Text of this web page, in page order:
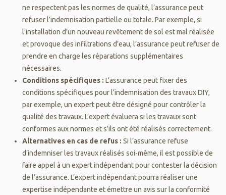
ne respectent pas les normes de qualité, l’assurance peut
refuser l’indemnisation partielle ou totale. Par exemple, si
l’installation d’un nouveau revêtement de sol est mal réalisée
et provoque des infiltrations d’eau, l’assurance peut refuser de
prendre en charge les réparations supplémentaires
nécessaires.
Conditions spécifiques : L’assurance peut fixer des
conditions spécifiques pour l’indemnisation des travaux DIY,
par exemple, un expert peut être désigné pour contrôler la
qualité des travaux. L’expert évaluera si les travaux sont
conformes aux normes et s’ils ont été réalisés correctement.
Alternatives en cas de refus : Si l’assurance refuse
d’indemniser les travaux réalisés soi-même, il est possible de
faire appel à un expert indépendant pour contester la décision
de l’assurance. L’expert indépendant pourra réaliser une
expertise indépendante et émettre un avis sur la conformité